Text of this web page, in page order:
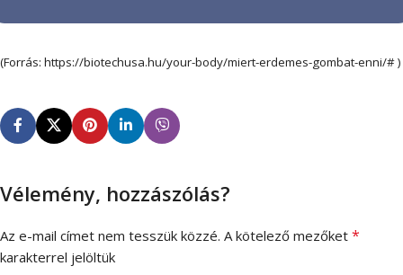
(Forrás: https://biotechusa.hu/your-body/miert-erdemes-gombat-enni/# )
Vélemény, hozzászólás?
Az e-mail címet nem tesszük közzé. A kötelező mezőket *
karakterrel jelöltük